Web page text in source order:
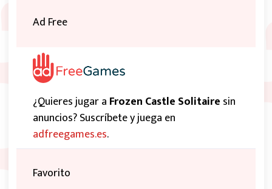
Ad Free
¿Quieres jugar a Frozen Castle Solitaire sin
anuncios? Suscríbete y juega en
adfreegames.es.
Favorito